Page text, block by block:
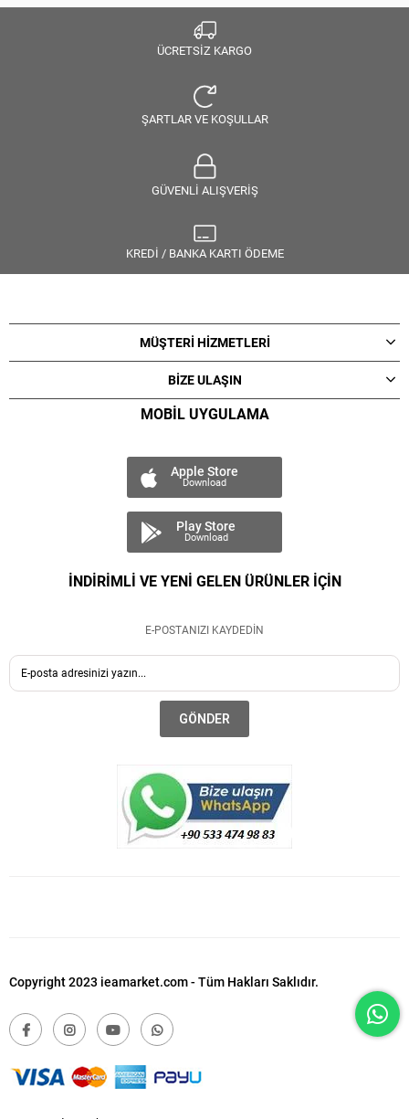
ÜCRETSİZ KARGO
ŞARTLAR VE KOŞULLAR
GÜVENLİ ALIŞVERİŞ
KREDİ / BANKA KARTI ÖDEME
MÜŞTERİ HİZMETLERİ
BİZE ULAŞIN
MOBİL UYGULAMA
Apple Store
Download
Play Store
Download
İNDİRİMLİ VE YENİ GELEN ÜRÜNLER İÇİN
E-POSTANIZI KAYDEDİN
GÖNDER
Copyright 2023 ieamarket.com - Tüm Hakları Saklıdır.